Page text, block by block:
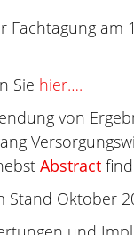
am
Sie hier….
von
Abstract
Oktober